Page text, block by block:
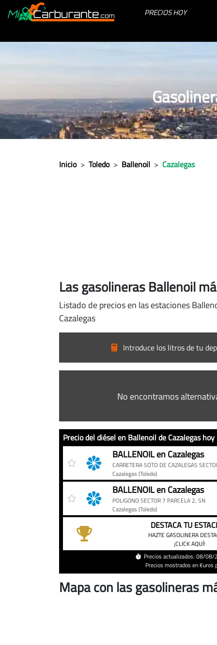
PRECIOS HOY
Inicio > Toledo > Ballenoil > Cazalegas
Las gasolineras Ballenoil
Listado de precios en las estaciones
Cazalegas
Introduce los litros de tu
No encontramos
Precio del diésel en Ballenoil de Cazalegas hoy
del
Ballenoil
PrecioBALLENOIL en Cazalegas
Cazalegas (Toledo)
BALLENOIL en Cazalegas
POLIGONO SECTOR 7 PARCELA 2, SN
Cazalegas (Toledo)
DESTACA TU
HAZTE GASOLINERA
¡CLICK AQUÍ!
Precios actualizados: 08/
Precios mostrados en €uros
Mapa con las gasolineras